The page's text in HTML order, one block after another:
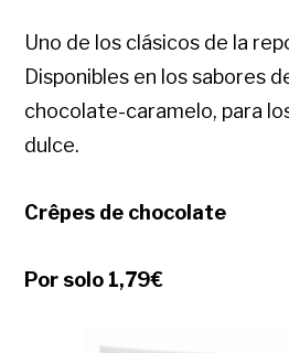
Uno de los clásicos de la
Disponibles en los sabores
chocolate-caramelo, para
dulce.
Crêpes de chocolate
Por solo 1,79€